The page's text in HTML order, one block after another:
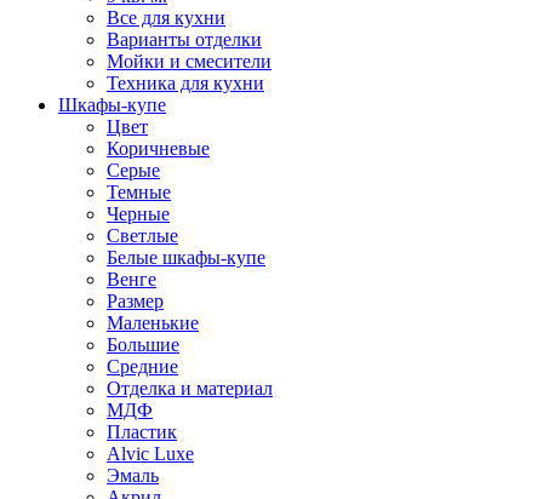
Все для кухни
Варианты отделки
Мойки и смесители
Техника для кухни
Шкафы-купе
Цвет
Коричневые
Серые
Темные
Черные
Светлые
Белые шкафы-купе
Венге
Размер
Маленькие
Большие
Средние
Отделка и материал
МДФ
Пластик
Alvic Luxe
Эмаль